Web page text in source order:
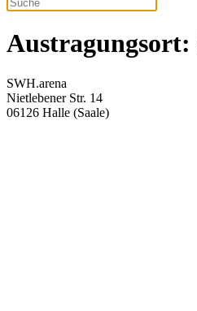
Austragungsort:
SWH.arena
Nietlebener Str. 14
06126 Halle (Saale)